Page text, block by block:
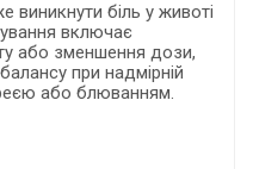
біль у животі
включає
або зменшення дози,
при надмірній
або блюванням.